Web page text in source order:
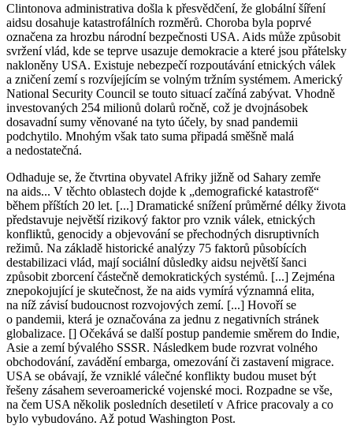
Clintonova administrativa došla k přesvědčení, že globální šíření
aidsu dosahuje katastrofálních rozměrů. Choroba byla poprvé
označena za hrozbu národní bezpečnosti USA. Aids může způsobit
svržení vlád, kde se teprve usazuje demokracie a které jsou přátelsky
nakloněny USA. Existuje nebezpečí rozpoutávání etnických válek
a zničení zemí s rozvíjejícím se volným tržním systémem. Americký
National Security Council se touto situací začíná zabývat. Vhodně
investovaných 254 milionů dolarů ročně, což je dvojnásobek
dosavadní sumy věnované na tyto účely, by snad pandemii
podchytilo. Mnohým však tato suma připadá směšně malá
a nedostatečná.
Odhaduje se, že čtvrtina obyvatel Afriky jižně od Sahary zemře
na aids... V těchto oblastech dojde k „demografické katastrofě“
během příštích 20 let. [...] Dramatické snížení průměrné délky života
představuje největší rizikový faktor pro vznik válek, etnických
konfliktů, genocidy a objevování se přechodných disruptivních
režimů. Na základě historické analýzy 75 faktorů působících
destabilizaci vlád, mají sociální důsledky aidsu největší šanci
způsobit zborcení částečně demokratických systémů. [...] Zejména
znepokojující je skutečnost, že na aids vymírá významná elita,
na níž závisí budoucnost rozvojových zemí. [...] Hovoří se
o pandemii, která je označována za jednu z negativních stránek
globalizace. [] Očekává se další postup pandemie směrem do Indie,
Asie a zemí bývalého SSSR. Následkem bude rozvrat volného
obchodování, zavádění embarga, omezování či zastavení migrace.
USA se obávají, že vzniklé válečné konflikty budou muset být
řešeny zásahem severoamerické vojenské moci. Rozpadne se vše,
na čem USA několik posledních desetiletí v Africe pracovaly a co
bylo vybudováno. Až potud Washington Post.